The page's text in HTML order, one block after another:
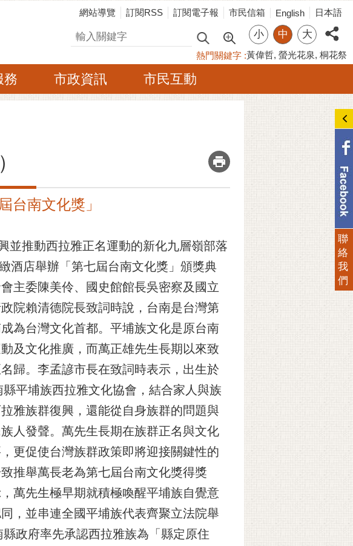
網站導覽 訂閱RSS 訂閱電子報 市民信箱 English 日本語
搜尋 小 中 大
熱門關鍵字 黃偉哲 螢光花泉 桐花祭
務 市政資訊 市民互動
_
台南文化獎」
並推動西拉雅正名運動的新化九層嶺部落
酒店舉辦「第七屆台南文化獎」頒獎典
主委陳美伶、國史館館長吳密察及國立
院賴清德院長致詞時說，台南是台灣第
為台灣文化首都。平埔族文化是原台南
及文化推廣，而萬正雄先生長期以來致
歸。李孟諺市長在致詞時表示，出生於
平埔族西拉雅文化協會，結合家人與族
雅族群復興，還能從自身族群的問題與
人發聲。萬先生長期在族群正名與文化
更促使台灣族群政策即將迎接關鍵性的
推舉萬長老為第七屆台南文化獎得獎
萬先生極早期就積極喚醒平埔族自覺意
，並串連全國平埔族代表齊聚立法院舉
政府率先承認西拉雅族為「縣定原住
聯
絡
我
們